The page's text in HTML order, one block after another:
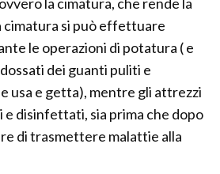
cimatura si può effettuare
le operazioni di potatura ( e
dei guanti puliti e
usa e getta), mentre gli attrezzi
e disinfettati, sia prima che dopo
di trasmettere malattie alla